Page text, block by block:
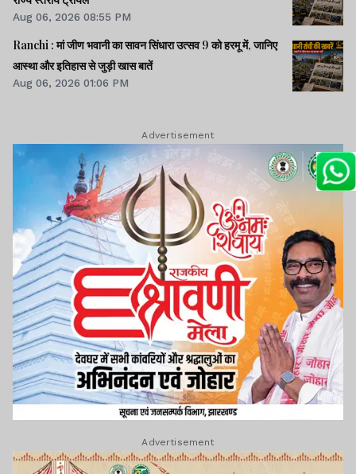
Aug 06, 2026 08:55 PM
Ranchi : मां जीण भवानी का सावन सिंधारा उत्सव 9 को हरमू में, जानिए
आस्था और इतिहास से जुड़ी खास बातें
Aug 06, 2026 01:06 PM
Advertisement
Advertisement